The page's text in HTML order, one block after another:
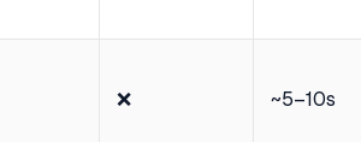
❌ ~5–10s